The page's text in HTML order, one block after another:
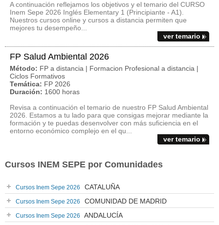
A continuación reflejamos los objetivos y el temario del CURSO
Inem Sepe 2026 Inglés Elementary 1 (Principiante - A1).
Nuestros cursos online y cursos a distancia permiten que
mejores tu desempeño...
ver temario
FP Salud Ambiental 2026
Método: FP a distancia | Formacion Profesional a distancia |
Ciclos Formativos
Temática: FP 2026
Duración: 1600 horas
Revisa a continuación el temario de nuestro FP Salud Ambiental
2026. Estamos a tu lado para que consigas mejorar mediante la
formación y te puedas desenvolver con más suficiencia en el
entorno económico complejo en el qu...
ver temario
Cursos INEM SEPE por Comunidades
Cursos Inem Sepe 2026 CATALUÑA
Cursos Inem Sepe 2026 COMUNIDAD DE MADRID
Cursos Inem Sepe 2026 ANDALUCÍA